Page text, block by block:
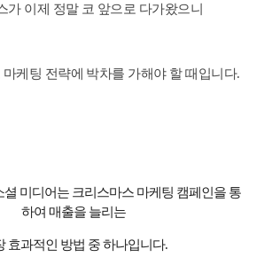
가 이제 정말 코 앞으로 다가왔으니
마케팅 전략에 박차를 가해야 할 때입니다.
셜 미디어는 크리스마스 마케팅 캠페인을 통
하여 매출을 늘리는
효과적인 방법 중 하나입니다.